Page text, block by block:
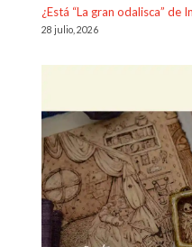
¿Está “La gran odalisca” de
28 julio, 2026